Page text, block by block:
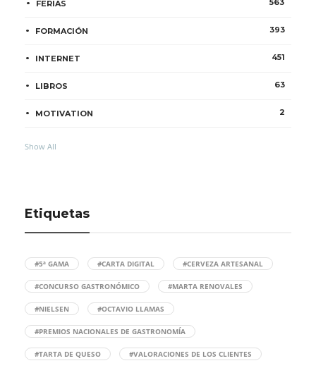
FERIAS
FORMACIÓN 393
INTERNET 451
LIBROS 63
MOTIVATION 2
Show All
Etiquetas
#5ª GAMA #CARTA DIGITAL #CERVEZA ARTESANAL
#CONCURSO GASTRONÓMICO #MARTA RENOVALES
#NIELSEN #OCTAVIO LLAMAS
#PREMIOS NACIONALES DE GASTRONOMÍA
#TARTA DE QUESO #VALORACIONES DE LOS CLIENTES